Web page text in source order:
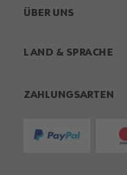
ÜBER UNS
LAND & SPRACHE
ZAHLUNGSARTEN